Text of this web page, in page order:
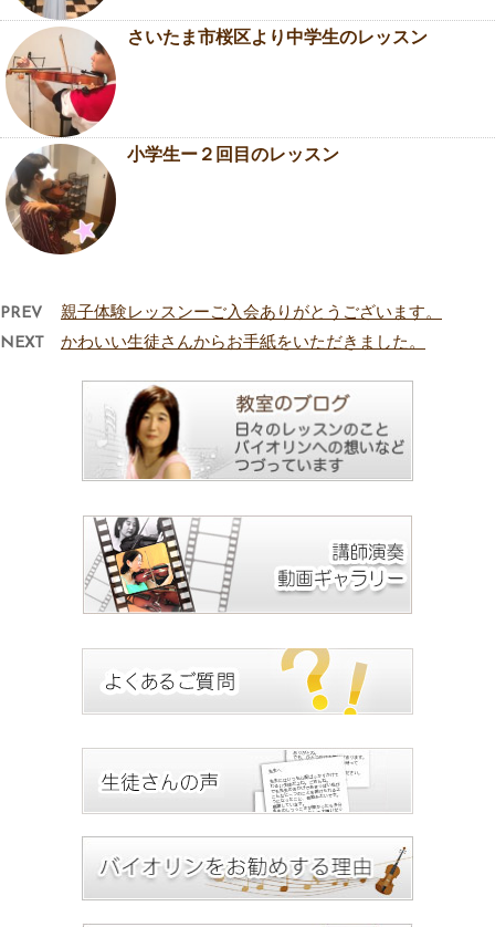
さいたま市桜区より中学生のレッスン
小学生ー２回目のレッスン
PREV
親子体験レッスンーご入会ありがとうございます。
NEXT
かわいい生徒さんからお手紙をいただきました。